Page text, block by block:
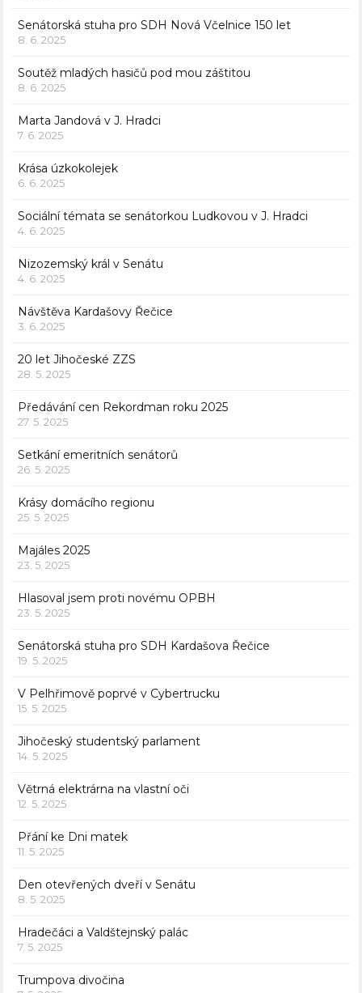
Senátorská stuha pro SDH Nová Včelnice 150 let
8. 6. 2025
Soutěž mladých hasičů pod mou záštitou
8. 6. 2025
Marta Jandová v J. Hradci
7. 6. 2025
Krása úzkokolejek
6. 6. 2025
Sociální témata se senátorkou Ludkovou v J. Hradci
4. 6. 2025
Nizozemský král v Senátu
4. 6. 2025
Návštěva Kardašovy Řečice
3. 6. 2025
20 let Jihočeské ZZS
28. 5. 2025
Předávání cen Rekordman roku 2025
27. 5. 2025
Setkání emeritních senátorů
26. 5. 2025
Krásy domácího regionu
25. 5. 2025
Majáles 2025
23. 5. 2025
Hlasoval jsem proti novému OPBH
23. 5. 2025
Senátorská stuha pro SDH Kardašova Řečice
19. 5. 2025
V Pelhřimově poprvé v Cybertrucku
15. 5. 2025
Jihočeský studentský parlament
14. 5. 2025
Větrná elektrárna na vlastní oči
12. 5. 2025
Přání ke Dni matek
11. 5. 2025
Den otevřených dveří v Senátu
8. 5. 2025
Hradečáci a Valdštejnský palác
7. 5. 2025
Trumpova divočina